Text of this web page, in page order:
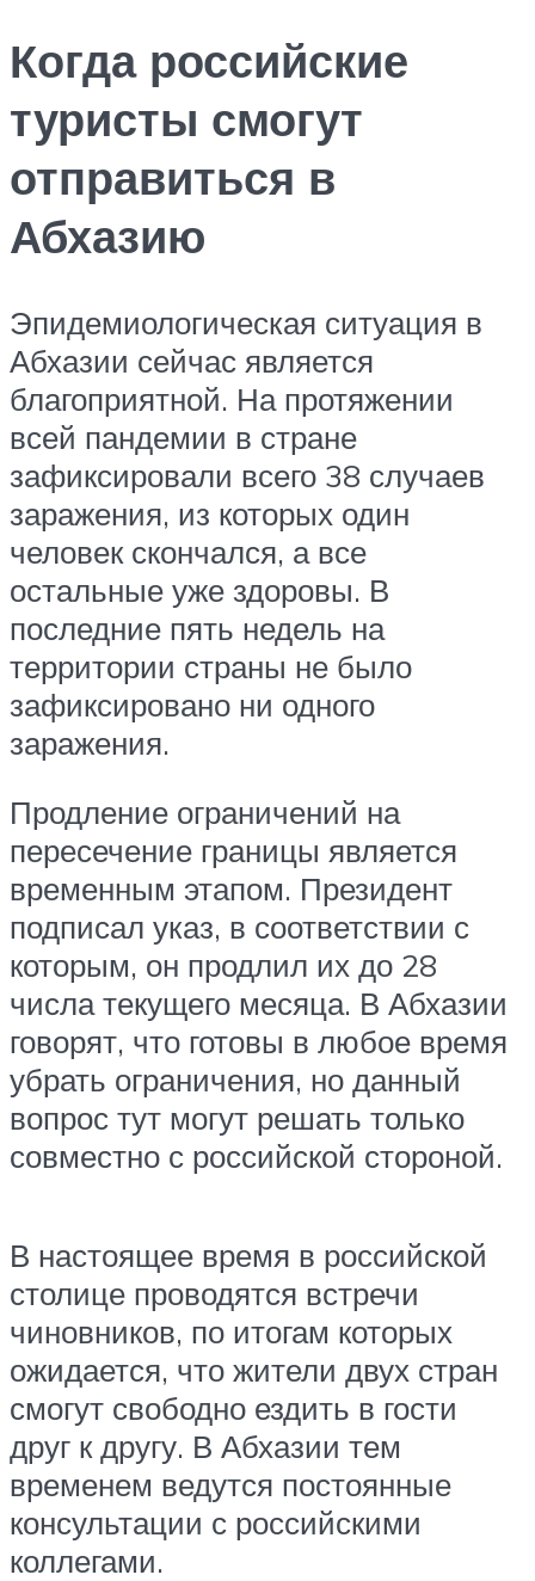
Когда российские
туристы смогут
отправиться в
Абхазию
Эпидемиологическая ситуация в
Абхазии сейчас является
благоприятной. На протяжении
всей пандемии в стране
зафиксировали всего 38 случаев
заражения, из которых один
человек скончался, а все
остальные уже здоровы. В
последние пять недель на
территории страны не было
зафиксировано ни одного
заражения.
Продление ограничений на
пересечение границы является
временным этапом. Президент
подписал указ, в соответствии с
которым, он продлил их до 28
числа текущего месяца. В Абхазии
говорят, что готовы в любое время
убрать ограничения, но данный
вопрос тут могут решать только
совместно с российской стороной.
В настоящее время в российской
столице проводятся встречи
чиновников, по итогам которых
ожидается, что жители двух стран
смогут свободно ездить в гости
друг к другу. В Абхазии тем
временем ведутся постоянные
консультации с российскими
коллегами.